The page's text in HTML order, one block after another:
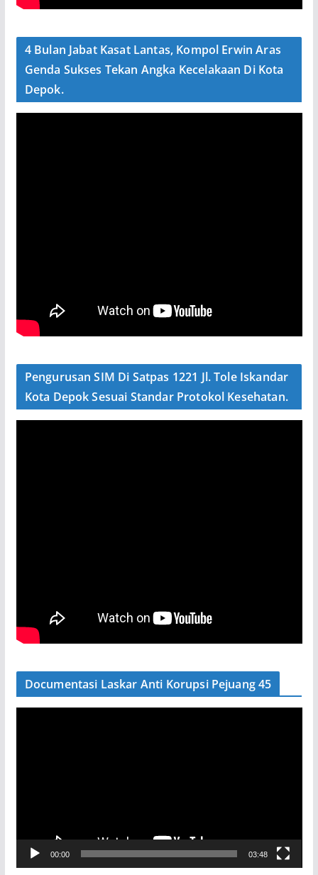
4 Bulan Jabat Kasat Lantas, Kompol Erwin Aras
Genda Sukses Tekan Angka Kecelakaan Di Kota
Depok.
Pengurusan SIM Di Satpas 1221 Jl. Tole Iskandar
Kota Depok Sesuai Standar Protokol Kesehatan.
Documentasi Laskar Anti Korupsi Pejuang 45
V
00:00 03:48